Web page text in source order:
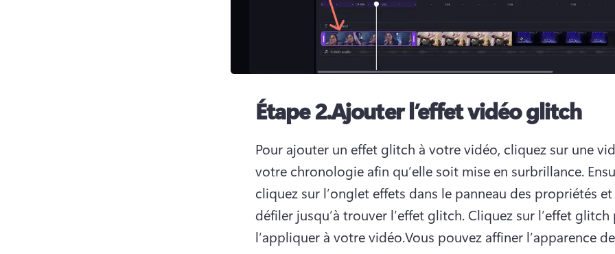
Étape 2.Ajouter l’effet vidéo glitch
Pour ajouter un effet glitch à votre vidéo, cliquez sur une
votre chronologie afin qu’elle soit mise en surbrillance.
cliquez sur l’onglet effets dans le panneau des propriétés
défiler jusqu’à trouver l’effet glitch. Cliquez sur l’effet glitch
l’appliquer à votre vidéo.Vous pouvez affiner l’apparence